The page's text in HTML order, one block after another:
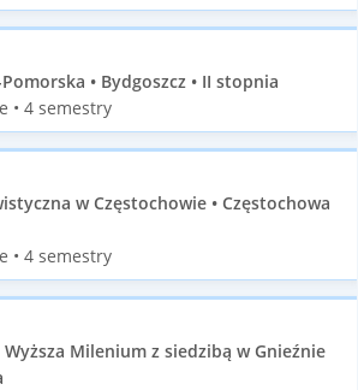
• Bydgoszcz • II stopnia
• 4 semestry
w Częstochowie • Częstochowa
• 4 semestry
Wyższa Milenium z siedzibą w Gnieźnie